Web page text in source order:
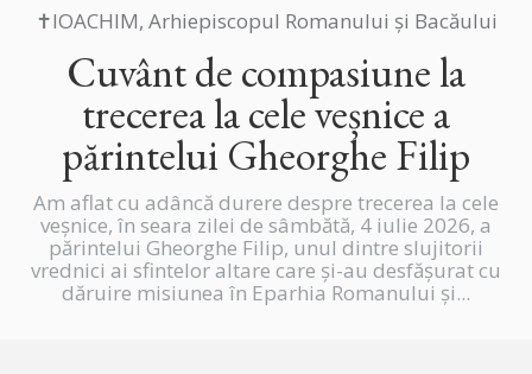
✝IOACHIM, Arhiepiscopul Romanului și Bacăului
Cuvânt de compasiune la
trecerea la cele veșnice a
părintelui Gheorghe Filip
Am aflat cu adâncă durere despre trecerea la cele
veșnice, în seara zilei de sâmbătă, 4 iulie 2026, a
părintelui Gheorghe Filip, unul dintre slujitorii
vrednici ai sfintelor altare care și-au desfășurat cu
dăruire misiunea în Eparhia Romanului și...